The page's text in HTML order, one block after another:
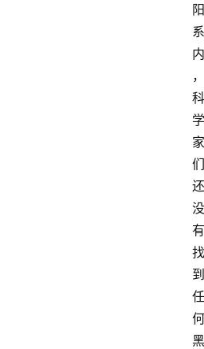
阳
系
内
，
科
学
家
们
还
没
有
找
到
任
何
黑